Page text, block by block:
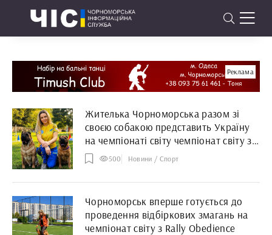
Реклама
Жителька Чорноморська разом зі
своєю собакою представить Україну
на чемпіонаті світу чемпіонат світу з
Rally Obedience
500 Новини / Спорт
Чорноморськ вперше готується до
проведення відбіркових змагань на
чемпіонат світу з Rally Obedience